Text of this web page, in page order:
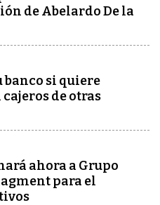
de Abelardo De la
banco si quiere
de otras
ahora a Grupo
para el